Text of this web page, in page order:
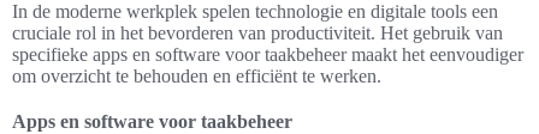
In de moderne werkplek spelen technologie en digitale tools een
cruciale rol in het bevorderen van productiviteit. Het gebruik van
specifieke apps en software voor taakbeheer maakt het eenvoudiger
om overzicht te behouden en efficiënt te werken.
Apps en software voor taakbeheer